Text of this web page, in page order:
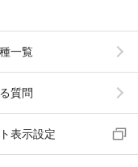
一覧
質問
表示設定